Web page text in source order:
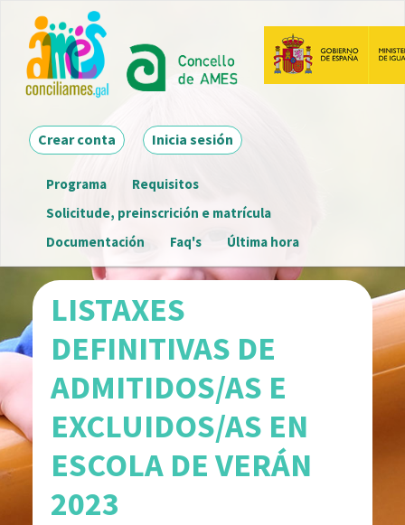
contido
principal
Main navigationInicia sesión
Crear conta
Menú
detalle
convocatoria
Programa
Requisitos
Solicitude, preinscrición e matrícula
Documentación
Faq's Última hora
LISTAXES
DEFINITIVAS DE
ADMITIDOS/AS E
EXCLUIDOS/AS EN
ESCOLA DE VERÁN
2023